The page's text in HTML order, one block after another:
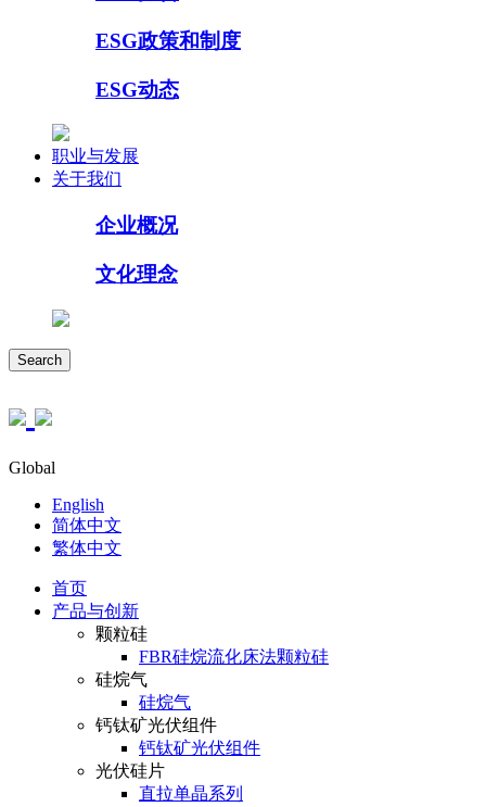
ESG政策和制度
ESG动态
职业与发展
关于我们
企业概况
文化理念
Search
Global
English
简体中文
繁体中文
首页
产品与创新
颗粒硅
FBR硅烷流化床法颗粒硅
硅烷气
硅烷气
钙钛矿光伏组件
钙钛矿光伏组件
光伏硅片
直拉单晶系列